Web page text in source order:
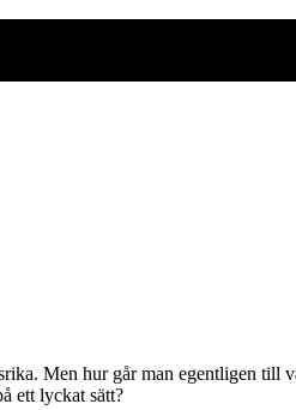
Men hur går man egentligen till
ett lyckat sätt?